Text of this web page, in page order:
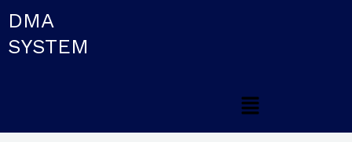
au
contenu
DMA
SYSTEM
Menu